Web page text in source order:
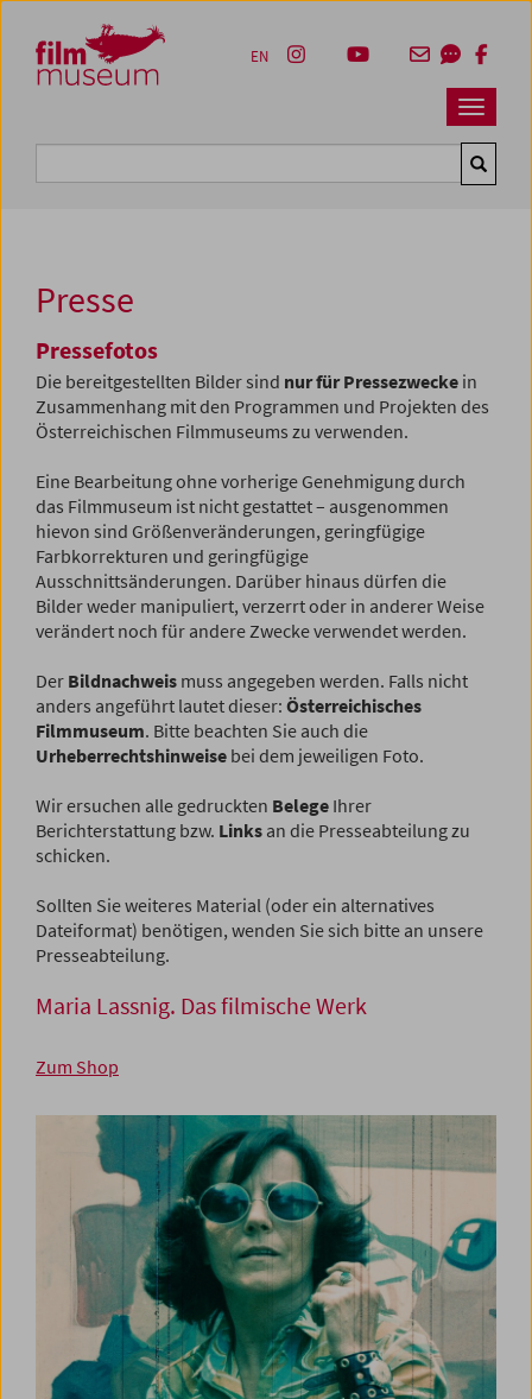
Zum Inhalt
Zum Hauptmenü
Zur Servicenavigation
Zum Suche
Navbar
EN
Presse
Pressefotos
Die bereitgestellten Bilder sind nur für Pressezwecke in
Zusammenhang mit den Programmen und Projekten des
Österreichischen Filmmuseums zu verwenden.
Eine Bearbeitung ohne vorherige Genehmigung durch
das Filmmuseum ist nicht gestattet – ausgenommen
hievon sind Größenveränderungen, geringfügige
Farbkorrekturen und geringfügige
Ausschnittsänderungen. Darüber hinaus dürfen die
Bilder weder manipuliert, verzerrt oder in anderer Weise
verändert noch für andere Zwecke verwendet werden.
Der Bildnachweis muss angegeben werden. Falls nicht
anders angeführt lautet dieser: Österreichisches
Filmmuseum. Bitte beachten Sie auch die
Urheberrechtshinweise bei dem jeweiligen Foto.
Wir ersuchen alle gedruckten Belege Ihrer
Berichterstattung bzw. Links an die Presseabteilung zu
schicken.
Sollten Sie weiteres Material (oder ein alternatives
Dateiformat) benötigen, wenden Sie sich bitte an unsere
Presseabteilung.
Maria Lassnig. Das filmische Werk
Zum Shop